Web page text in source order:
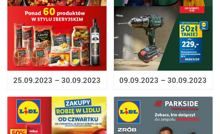
25.09.2023 – 30.09.2023 09.09.2023 – 30.09.2023